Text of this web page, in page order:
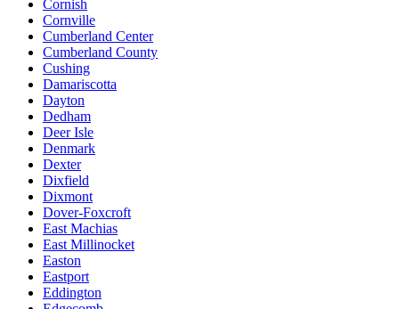
Cornish
Cornville
Cumberland Center
Cumberland County
Cushing
Damariscotta
Dayton
Dedham
Deer Isle
Denmark
Dexter
Dixfield
Dixmont
Dover-Foxcroft
East Machias
East Millinocket
Easton
Eastport
Eddington